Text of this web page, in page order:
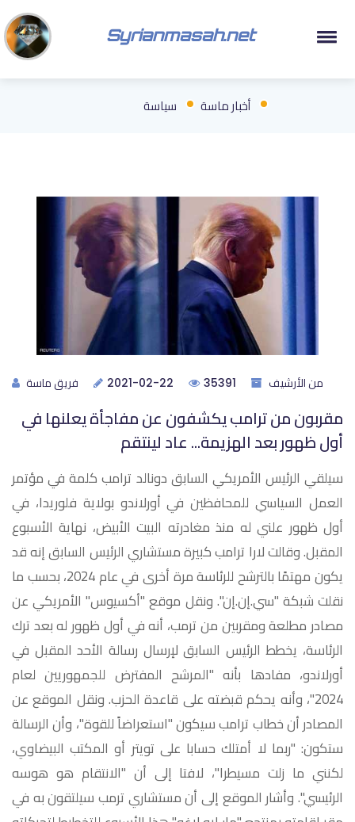
Syrianmasah.net
أخبار ماسة سياسة
فريق ماسة 2021-02-22 35391 من الأرشيف
مقربون من ترامب يكشفون عن مفاجأة يعلنها في
أول ظهور بعد الهزيمة... عاد لينتقم
سيلقي الرئيس الأمريكي السابق دونالد ترامب كلمة في مؤتمر
العمل السياسي للمحافظين في أورلاندو بولاية فلوريدا، في
أول ظهور علني له منذ مغادرته البيت الأبيض، نهاية الأسبوع
المقبل. وقالت لارا ترامب كبيرة مستشاري الرئيس السابق إنه قد
يكون مهتمًا بالترشح للرئاسة مرة أخرى في عام 2024، بحسب ما
نقلت شبكة "سي.إن.إن". ونقل موقع "أكسيوس" الأمريكي عن
مصادر مطلعة ومقربين من ترمب، أنه في أول ظهور له بعد ترك
الرئاسة، يخطط الرئيس السابق لإرسال رسالة الأحد المقبل في
أورلاندو، مفادها بأنه "المرشح المفترض للجمهوريين لعام
2024"، وأنه يحكم قبضته على قاعدة الحزب. ونقل الموقع عن
المصادر أن خطاب ترامب سيكون "استعراضاً للقوة"، وأن الرسالة
ستكون: "ربما لا أمتلك حسابا على تويتر أو المكتب البيضاوي،
لكنني ما زلت مسيطرا"، لافتا إلى أن "الانتقام هو هوسه
الرئيسي". وأشار الموقع إلى أن مستشاري ترمب سيلتقون به في